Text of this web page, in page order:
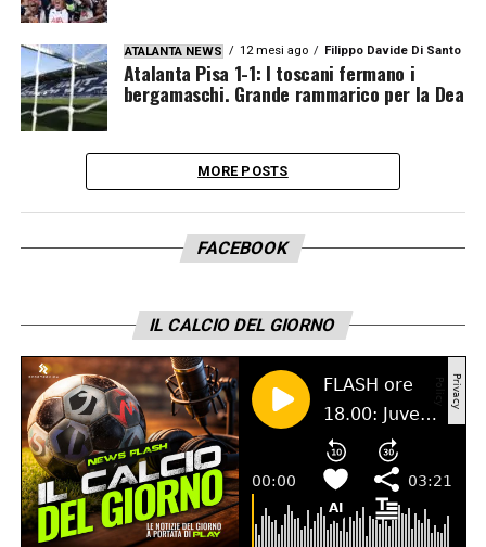
ATALANTA NEWS 12 mesi ago Filippo Davide Di Santo
Atalanta Pisa 1-1: I toscani fermano i
bergamaschi. Grande rammarico per la Dea
MORE POSTS
FACEBOOK
IL CALCIO DEL GIORNO